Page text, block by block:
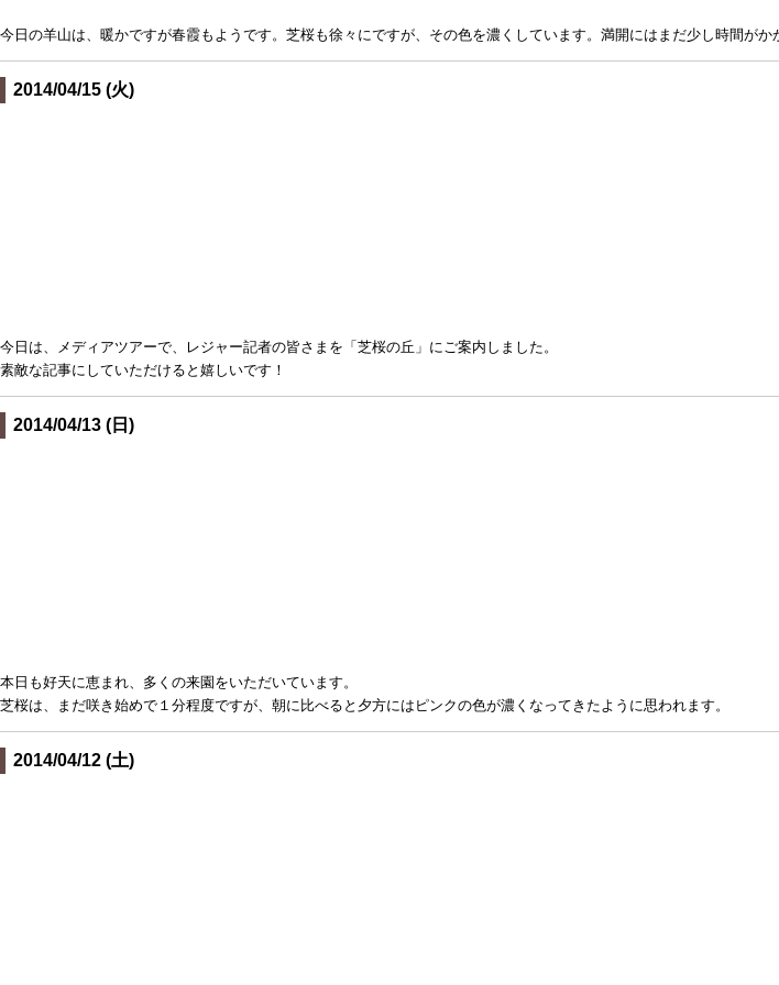
今日の羊山は、暖かですが春霞もようです。芝桜も徐々にですが、その色を濃くしています。満開にはまだ少し時間がか
2014/04/15 (火)
今日は、メディアツアーで、レジャー記者の皆さまを「芝桜の丘」にご案内しました。
素敵な記事にしていただけると嬉しいです！
2014/04/13 (日)
本日も好天に恵まれ、多くの来園をいただいています。
芝桜は、まだ咲き始めで１分程度ですが、朝に比べると夕方にはピンクの色が濃くなってきたように思われます。
2014/04/12 (土)